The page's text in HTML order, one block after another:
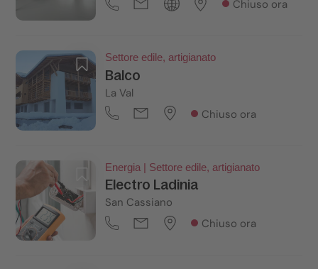
Chiuso ora
Settore edile, artigianato
Balco
La Val
Chiuso ora
Energia | Settore edile, artigianato
Electro Ladinia
San Cassiano
Chiuso ora